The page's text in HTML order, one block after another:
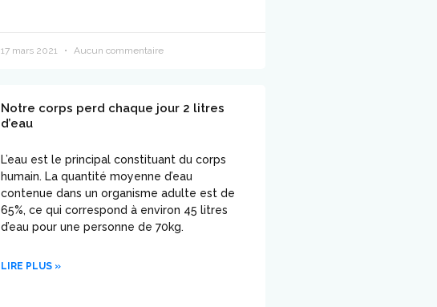
17 mars 2021 Aucun commentaire
Notre corps perd chaque jour 2 litres
d’eau
L’eau est le principal constituant du corps
humain. La quantité moyenne d’eau
contenue dans un organisme adulte est de
65%, ce qui correspond à environ 45 litres
d’eau pour une personne de 70kg.
LIRE PLUS »